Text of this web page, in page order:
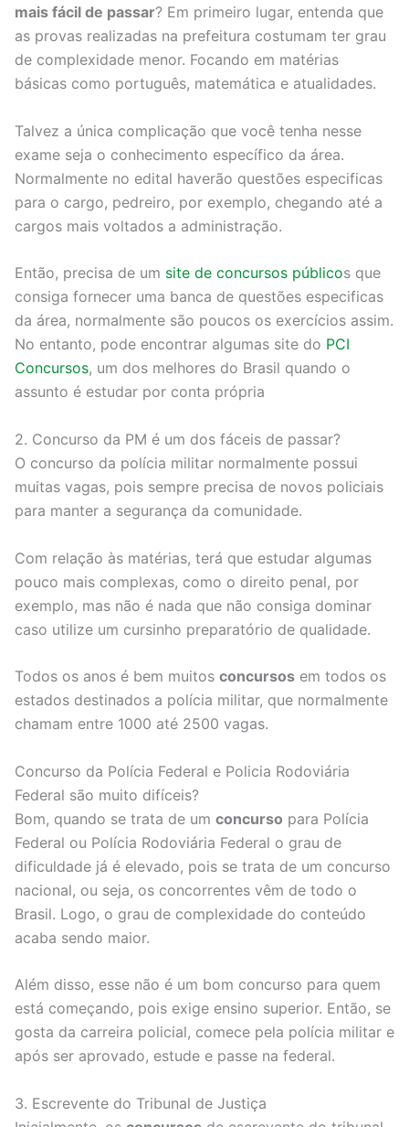
mais fácil de passar? Em primeiro lugar, entenda que
as provas realizadas na prefeitura costumam ter grau
de complexidade menor. Focando em matérias
básicas como português, matemática e atualidades.
Talvez a única complicação que você tenha nesse
exame seja o conhecimento específico da área.
Normalmente no edital haverão questões especificas
para o cargo, pedreiro, por exemplo, chegando até a
cargos mais voltados a administração.
Então, precisa de um site de concursos públicos que
consiga fornecer uma banca de questões especificas
da área, normalmente são poucos os exercícios assim.
No entanto, pode encontrar algumas site do PCI
Concursos, um dos melhores do Brasil quando o
assunto é estudar por conta própria
2. Concurso da PM é um dos fáceis de passar?
O concurso da polícia militar normalmente possui
muitas vagas, pois sempre precisa de novos policiais
para manter a segurança da comunidade.
Com relação às matérias, terá que estudar algumas
pouco mais complexas, como o direito penal, por
exemplo, mas não é nada que não consiga dominar
caso utilize um cursinho preparatório de qualidade.
Todos os anos é bem muitos concursos em todos os
estados destinados a polícia militar, que normalmente
chamam entre 1000 até 2500 vagas.
Concurso da Polícia Federal e Policia Rodoviária
Federal são muito difíceis?
Bom, quando se trata de um concurso para Polícia
Federal ou Polícia Rodoviária Federal o grau de
dificuldade já é elevado, pois se trata de um concurso
nacional, ou seja, os concorrentes vêm de todo o
Brasil. Logo, o grau de complexidade do conteúdo
acaba sendo maior.
Além disso, esse não é um bom concurso para quem
está começando, pois exige ensino superior. Então, se
gosta da carreira policial, comece pela polícia militar e
após ser aprovado, estude e passe na federal.
3. Escrevente do Tribunal de Justiça